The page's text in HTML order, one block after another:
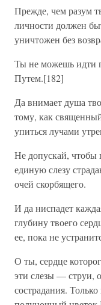
Прежде, чем разум
личности должен
уничтожен без
Ты не можешь идти
Путем.[182]
Да внимает душа
тому, как
упиться лучами
Не допускай, чтобы
единую слезу
очей скорбящего.
И да ниспадет
глубину твоего
ее, пока не
О ты, сердце
эти слезы — струи,
сострадания.